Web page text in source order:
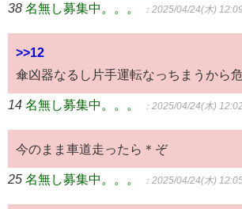
38 名無し募集中。。。 ：2025/04/24(木)
>>12
傘凶器なるし片手運転なっちまうから
14 名無し募集中。。。 ：2025/04/24(木)
今のまま車道走ったら＊ぞ
25 名無し募集中。。。 ：2025/04/24(木)